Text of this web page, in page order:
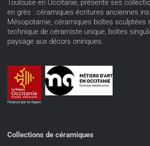
Toulouse en Occitanie, présente ses
en grès : céramiques écritures anciennes
Mésopotamie, céramiques boîtes sculptées
technique de céramiste unique, boîtes
paysage aux décors oniriques.
Collections de céramiques